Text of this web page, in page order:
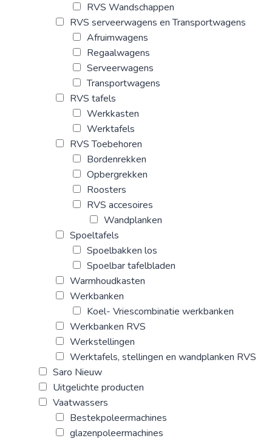
RVS Wandschappen
RVS serveerwagens en Transportwagens
Afruimwagens
Regaalwagens
Serveerwagens
Transportwagens
RVS tafels
Werkkasten
Werktafels
RVS Toebehoren
Bordenrekken
Opbergrekken
Roosters
RVS accesoires
Wandplanken
Spoeltafels
Spoelbakken los
Spoelbar tafelbladen
Warmhoudkasten
Werkbanken
Koel- Vriescombinatie werkbanken
Werkbanken RVS
Werkstellingen
Werktafels, stellingen en wandplanken RVS
Saro Nieuw
Uitgelichte producten
Vaatwassers
Bestekpoleermachines
glazenpoleermachines